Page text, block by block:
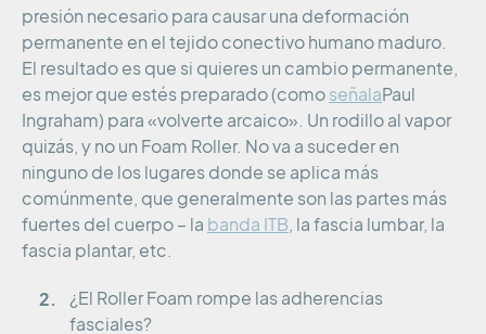
presión necesario para causar una deformación
permanente en el tejido conectivo humano maduro.
El resultado es que si quieres un cambio permanente,
es mejor que estés preparado (como señalaPaul
Ingraham) para «volverte arcaico». Un rodillo al vapor
quizás, y no un Foam Roller. No va a suceder en
ninguno de los lugares donde se aplica más
comúnmente, que generalmente son las partes más
fuertes del cuerpo – la banda ITB, la fascia lumbar, la
fascia plantar, etc.
¿El Roller Foam rompe las adherencias
fasciales?